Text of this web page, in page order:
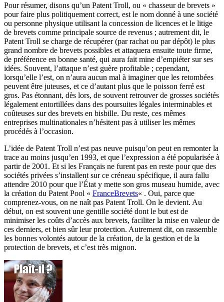
Pour résumer, disons qu’un Patent Troll, ou « chasseur de brevets »
pour faire plus politiquement correct, est le nom donné à une société
ou personne physique utilisant la concession de licences et le litige
de brevets comme principale source de revenus ; autrement dit, le
Patent Troll se charge de récupérer (par rachat ou par dépôt) le plus
grand nombre de brevets possibles et attaquera ensuite toute firme,
de préférence en bonne santé, qui aura fait mine d’empiéter sur ses
idées. Souvent, l’attaque n’est guère profitable ; cependant,
lorsqu’elle l’est, on n’aura aucun mal à imaginer que les retombées
peuvent être juteuses, et ce d’autant plus que le poisson ferré est
gros. Pas étonnant, dès lors, de souvent retrouver de grosses sociétés
légalement entortillées dans des poursuites légales interminables et
coûteuses sur des brevets en bisbille. Du reste, ces mêmes
entreprises multinationales n’hésitent pas à utiliser les mêmes
procédés à l’occasion.
L’idée de Patent Troll n’est pas neuve puisqu’on peut en remonter la
trace au moins jusqu’en 1993, et que l’expression a été popularisée à
partir de 2001. Et si les Français ne furent pas en reste pour que des
sociétés privées s’installent sur ce créneau spécifique, il aura fallu
attendre 2010 pour que l’État y mette son gros museau humide, avec
la création du Patent Pool « FranceBrevets« . Oui, parce que
comprenez-vous, on ne naît pas Patent Troll. On le devient. Au
début, on est souvent une gentille société dont le but est de
minimiser les coûts d’accès aux brevets, faciliter la mise en valeur de
ces derniers, et bien sûr leur protection. Autrement dit, on rassemble
les bonnes volontés autour de la création, de la gestion et de la
protection de brevets, et c’est très mignon.